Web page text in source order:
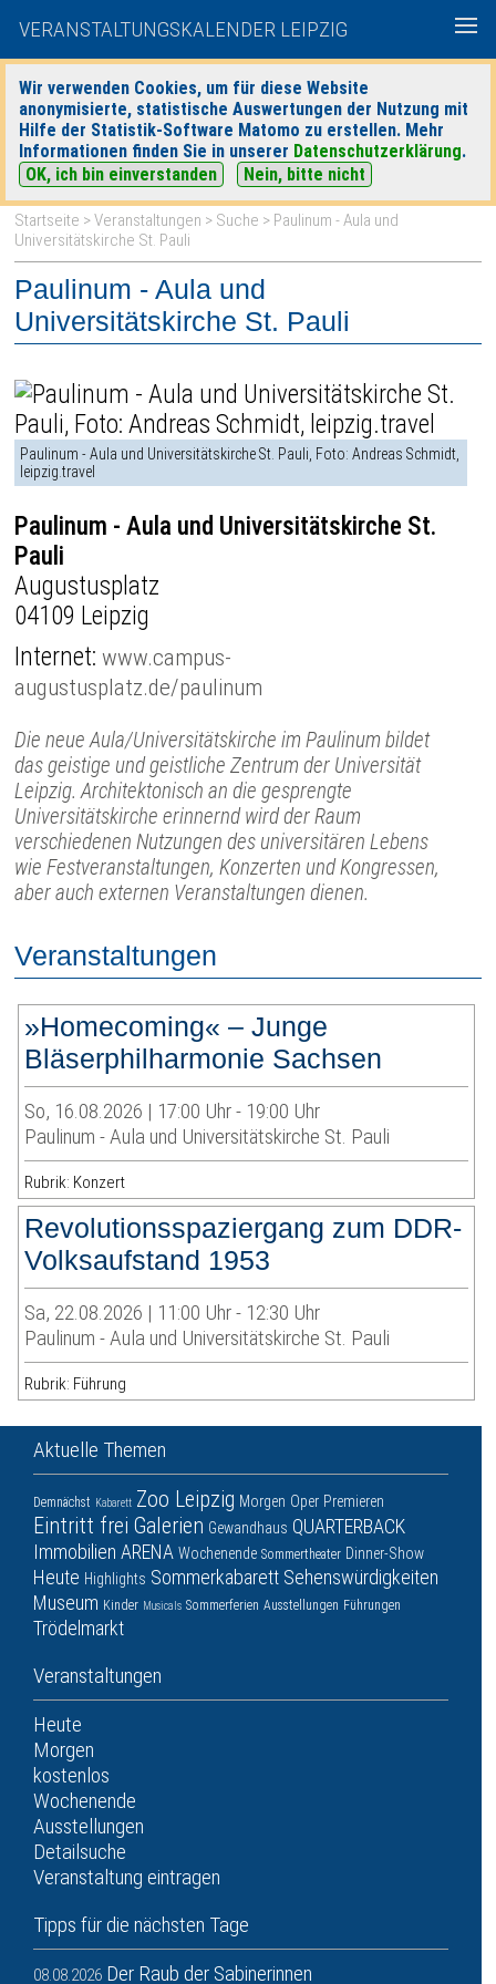
VERANSTALTUNGSKALENDER LEIPZIG
Wir verwenden Cookies, um für diese Website
anonymisierte, statistische Auswertungen der Nutzung mit
Hilfe der Statistik-Software Matomo zu erstellen. Mehr
Informationen finden Sie in unserer Datenschutzerklärung.
OK, ich bin einverstanden
Nein, bitte nicht
heute|morgen| Detaillierte Suche
Startseite >Veranstaltungen > Suche > Paulinum - Aula und
Universitätskirche St. Pauli
Paulinum - Aula und
Universitätskirche St. Pauli
Paulinum - Aula und Universitätskirche St. Pauli, Foto: Andreas Schmidt,
leipzig.travel
Paulinum - Aula und Universitätskirche St.
Pauli
Augustusplatz
04109 Leipzig
Internet:www.campus-
augustusplatz.de/paulinum
Die neue Aula/Universitätskirche im Paulinum bildet
das geistige und geistliche Zentrum der Universität
Leipzig. Architektonisch an die gesprengte
Universitätskirche erinnernd wird der Raum
verschiedenen Nutzungen des universitären Lebens
wie Festveranstaltungen, Konzerten und Kongressen,
aber auch externen Veranstaltungen dienen.
Veranstaltungen
»Homecoming« – Junge
Bläserphilharmonie Sachsen
So, 16.08.2026 | 17:00 Uhr - 19:00 Uhr
Paulinum - Aula und Universitätskirche St. Pauli
Rubrik: Konzert
Revolutionsspaziergang zum DDR-
Volksaufstand 1953
Sa, 22.08.2026 | 11:00 Uhr - 12:30 Uhr
Paulinum - Aula und Universitätskirche St. Pauli
Rubrik: Führung
Aktuelle Themen
Demnächst Kabarett Zoo Leipzig Morgen Oper Premieren
Eintritt frei Galerien Gewandhaus QUARTERBACK
Immobilien ARENA Wochenende Sommertheater Dinner-Show
Heute Highlights Sommerkabarett Sehenswürdigkeiten
Museum Kinder Musicals Sommerferien Ausstellungen Führungen
Trödelmarkt
Veranstaltungen
Heute
Morgen
kostenlos
Wochenende
Ausstellungen
Detailsuche
Veranstaltung eintragen
Tipps für die nächsten Tage
08.08.2026 Der Raub der Sabinerinnen